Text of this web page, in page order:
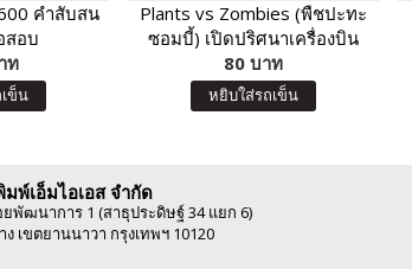
คำสับสน
สอบ
ท
ข็น
Plants vs Zombies (พืชปะทะ
ซอมบี้) เปิดปริศนาเครื่องบิน
และการโดยสารอย่างปลอดภัย
80 บาท
หยิบใส่รถเข็น
พ์เอ็มไอเอส จำกัด
พัฒนาการ 1 (สาธุประดิษฐ์ 34 แยก 6)
เขตยานนาวา กรุงเทพฯ 10120